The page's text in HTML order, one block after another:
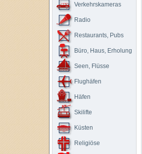
Verkehrskameras
Radio
Restaurants, Pubs
Büro, Haus, Erholung
Seen, Flüsse
Flughäfen
Häfen
Skilifte
Küsten
Religiöse